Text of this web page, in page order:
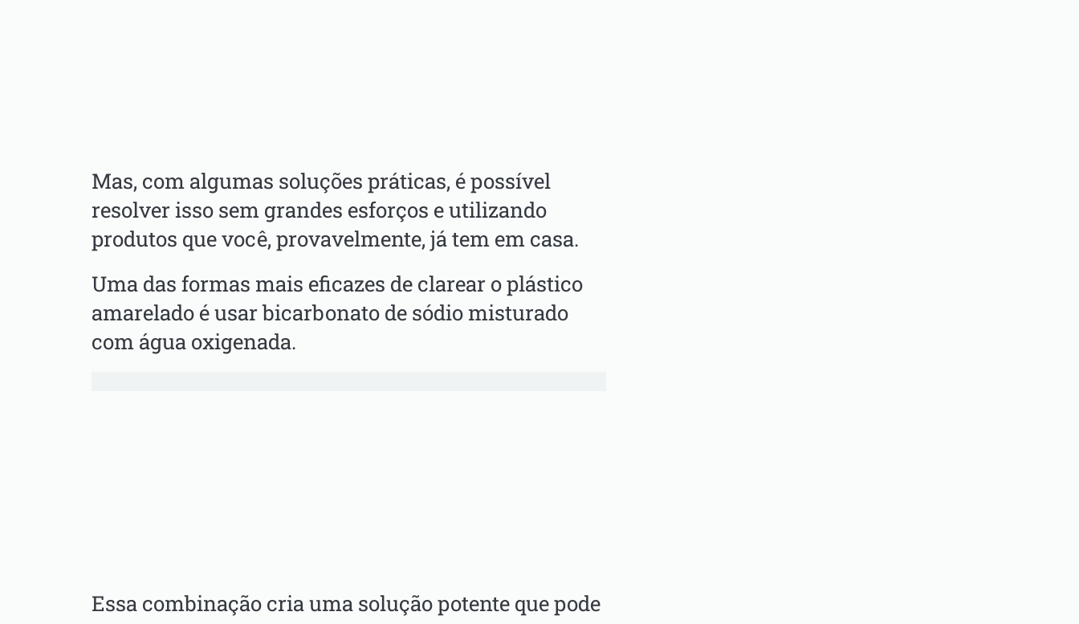
Mas, com algumas soluções práticas, é possível
resolver isso sem grandes esforços e utilizando
produtos que você, provavelmente, já tem em casa.
Uma das formas mais eficazes de clarear o plástico
amarelado é usar bicarbonato de sódio misturado
com água oxigenada.
Essa combinação cria uma solução potente que pode